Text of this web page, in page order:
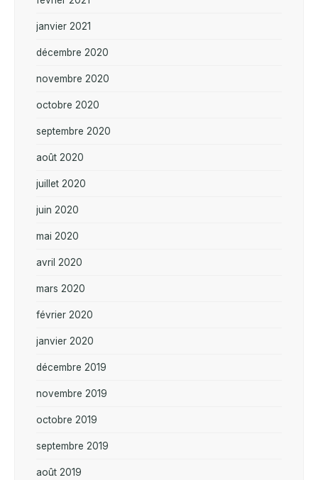
janvier 2021
décembre 2020
novembre 2020
octobre 2020
septembre 2020
août 2020
juillet 2020
juin 2020
mai 2020
avril 2020
mars 2020
février 2020
janvier 2020
décembre 2019
novembre 2019
octobre 2019
septembre 2019
août 2019